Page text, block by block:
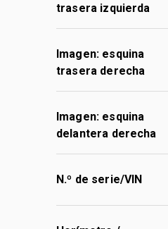
trasera izquierda
Imagen: esquina
trasera derecha
Imagen: esquina
delantera derecha
N.º de serie/VIN